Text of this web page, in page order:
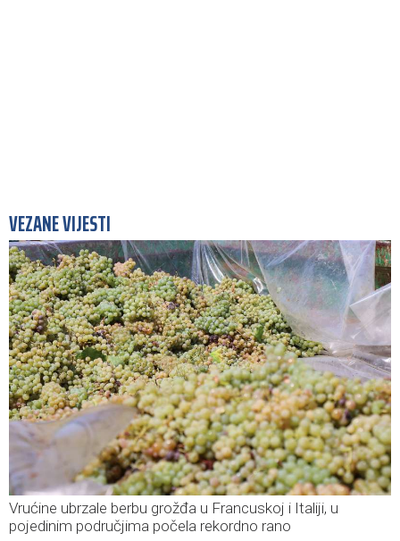
VEZANE VIJESTI
Vrućine ubrzale berbu grožđa u Francuskoj i Italiji, u
pojedinim područjima počela rekordno rano